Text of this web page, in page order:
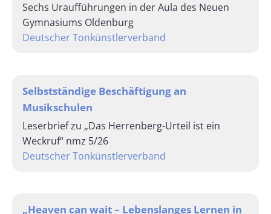
Sechs Uraufführungen in der Aula des Neuen
Gymnasiums Oldenburg
Deutscher Tonkünstlerverband
Selbstständige Beschäftigung an
Musikschulen
Leserbrief zu „Das Herrenberg-Urteil ist ein
Weckruf“ nmz 5/26
Deutscher Tonkünstlerverband
„Heaven can wait – Lebenslanges Lernen in